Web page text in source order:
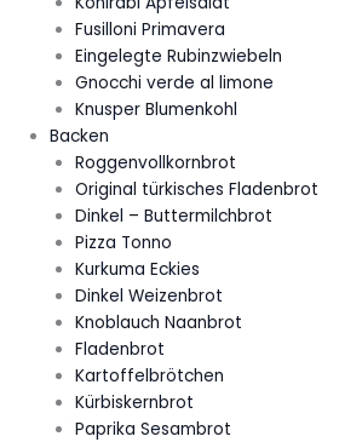
Fusilloni Primavera
Eingelegte Rubinzwiebeln
Gnocchi verde al limone
Knusper Blumenkohl
Backen
Roggenvollkornbrot
Original türkisches Fladenbrot
Dinkel – Buttermilchbrot
Pizza Tonno
Kurkuma Eckies
Dinkel Weizenbrot
Knoblauch Naanbrot
Fladenbrot
Kartoffelbrötchen
Kürbiskernbrot
Paprika Sesambrot